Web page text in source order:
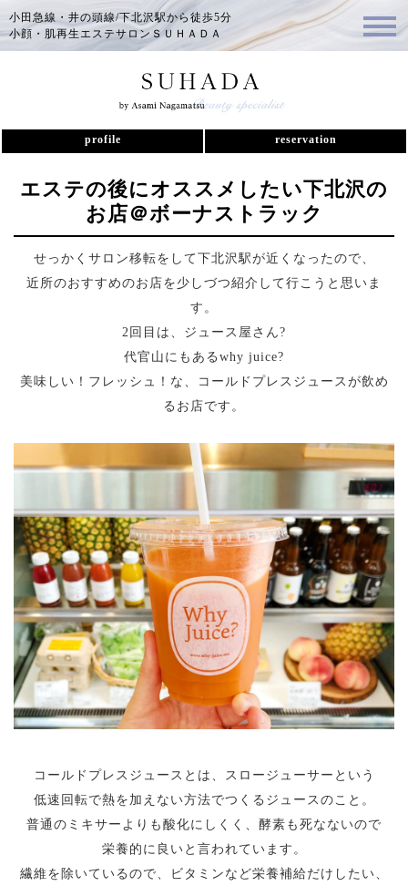
小田急線・井の頭線/下北沢駅から徒歩5分
小顔・肌再生エステサロンＳＵＨＡＤＡ
profile reservation
エステの後にオススメしたい下北沢の
お店＠ボーナストラック
せっかくサロン移転をして下北沢駅が近くなったので、
近所のおすすめのお店を少しづつ紹介して行こうと思いま
す。
2回目は、ジュース屋さん?
代官山にもある why juice?
美味しい！フレッシュ！な、コールドプレスジュースが飲め
るお店です。
コールドプレスジュースとは、スロージューサーという
低速回転で熱を加えない方法でつくるジュースのこと。
普通のミキサーよりも酸化にしくく、酵素も死なないので
栄養的に良いと言われています。
繊維を除いているので、ビタミンなど栄養補給だけしたい、